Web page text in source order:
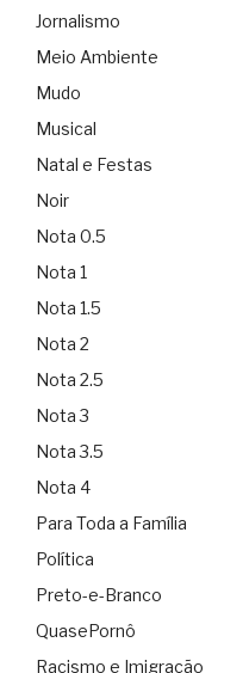
Jornalismo
Meio Ambiente
Mudo
Musical
Natal e Festas
Noir
Nota 0.5
Nota 1
Nota 1.5
Nota 2
Nota 2.5
Nota 3
Nota 3.5
Nota 4
Para Toda a Família
Política
Preto-e-Branco
QuasePornô
Racismo e Imigração